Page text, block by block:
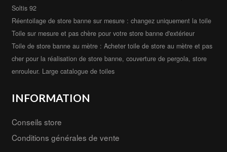
Soltis 92
Réentoilage de store banne sur mesure : changez uniquement la toile
Toile sur mesure et pas chère pour votre store banne d'extérieur
Toile de store banne au mètre : Acheter toile de store au mètre et pas
cher pour la réalisation de store banne, couverture de pergola, store
enrouleur. Large catalogue de toiles
INFORMATION
Conseils store
Conditions générales de vente